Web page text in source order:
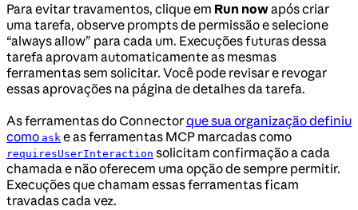
Para evitar travamentos, clique em Run nowapós criar
uma tarefa, observe prompts de permissão e selecione
“always allow” para cada um. Execuções futuras dessa
tarefa aprovam automaticamente as mesmas
ferramentas sem solicitar. Você pode revisar e revogar
essas aprovações na página de detalhes da tarefa.
As ferramentas do Connectorque sua organização definiu
como ask e as ferramentas MCP marcadas como
requiresUserInteraction solicitam confirmação a cada
chamada e não oferecem uma opção de sempre permitir.
Execuções que chamam essas ferramentas ficam
travadas cada vez.